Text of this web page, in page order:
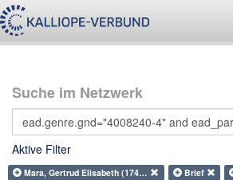
Suche im Netzwerk
Aktive Filter
Mara, Gertrud Elisabeth (174… Brief